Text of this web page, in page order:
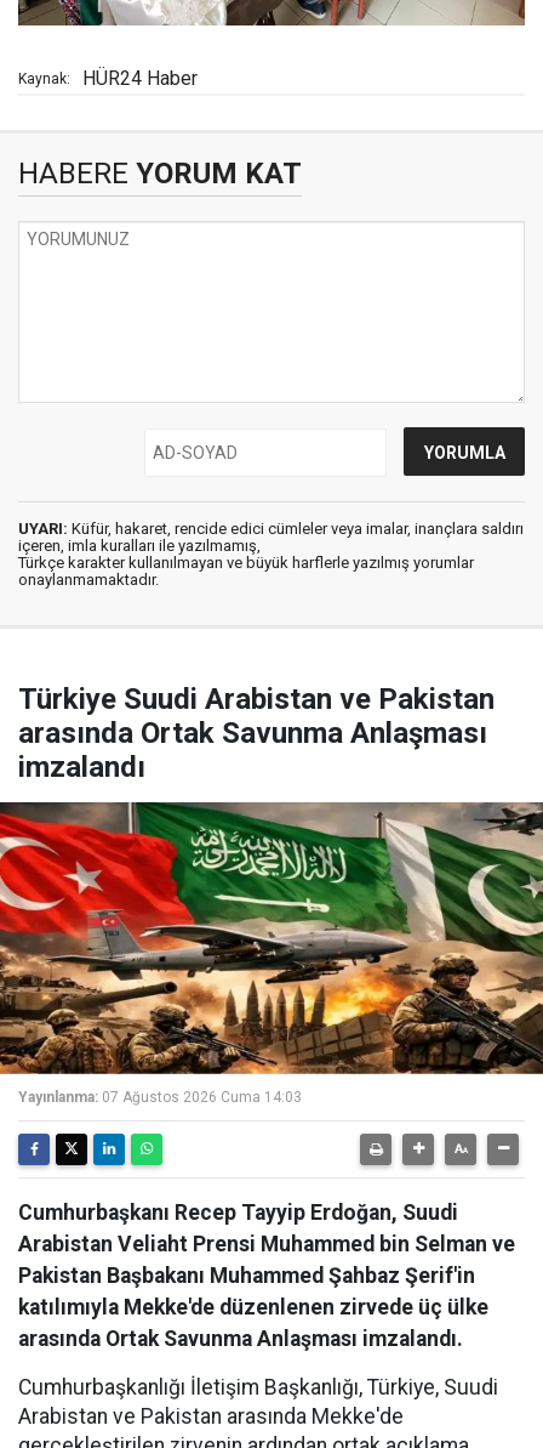
Kaynak: HÜR24 Haber
HABERE YORUM KAT
UYARI: Küfür, hakaret, rencide edici cümleler veya imalar, inançlara saldırı
içeren, imla kuralları ile yazılmamış,
Türkçe karakter kullanılmayan ve büyük harflerle yazılmış yorumlar
onaylanmamaktadır.
Türkiye Suudi Arabistan ve Pakistan
arasında Ortak Savunma Anlaşması
imzalandı
Yayınlanma: 07 Ağustos 2026 Cuma 14:03
Cumhurbaşkanı Recep Tayyip Erdoğan, Suudi
Arabistan Veliaht Prensi Muhammed bin Selman ve
Pakistan Başbakanı Muhammed Şahbaz Şerif'in
katılımıyla Mekke'de düzenlenen zirvede üç ülke
arasında Ortak Savunma Anlaşması imzalandı.
Cumhurbaşkanlığı İletişim Başkanlığı, Türkiye, Suudi
Arabistan ve Pakistan arasında Mekke'de